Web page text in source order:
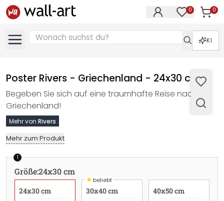
0 0
KI
Poster Rivers - Griechenland - 24x30 cm
Begeben Sie sich auf eine traumhafte Reise nach
Griechenland!
Mehr von Rivers
Mehr zum Produkt
1
Größe:24x30 cm
24x30 cm
★beliebt
30x40 cm 40x50 cm